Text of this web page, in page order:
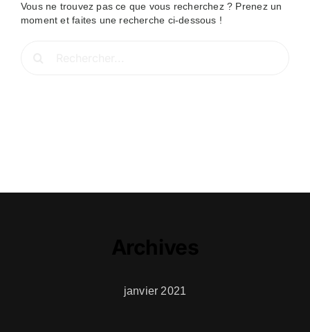
Vous ne trouvez pas ce que vous recherchez ? Prenez un
moment et faites une recherche ci-dessous !
janvier 2021